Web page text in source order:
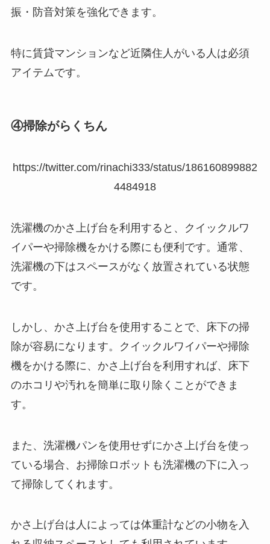
振・防音対策を強化できます。
特に賃貸マンションなど近隣住人がいる人は必須
アイテムです。
④掃除がらくちん
https://twitter.com/rinachi333/status/186160899882
4484918
洗濯機のかさ上げ台を利用すると、クイックルワ
イパーや掃除機をかける際にも便利です。通常、
洗濯機の下はスペースがなく放置されている状態
です。
しかし、かさ上げ台を使用することで、床下の掃
除が容易になります。クイックルワイパーや掃除
機をかける際に、かさ上げ台を利用すれば、床下
のホコリや汚れを簡単に取り除くことができま
す。
また、洗濯機パンを使用せずにかさ上げ台を使っ
ている場合、お掃除ロボットも洗濯機の下に入っ
て掃除してくれます。
かさ上げ台は人によっては体重計などの小物を入